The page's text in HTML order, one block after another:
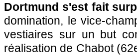
Dortmund s'est fait
domination, le vice-
vestiaires sur un but
réalisation de Chabot